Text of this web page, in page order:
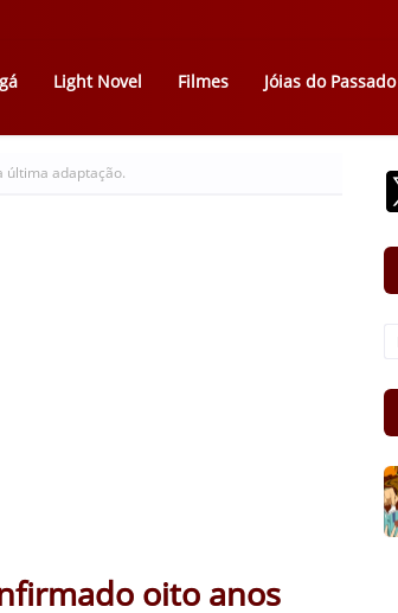
Light Novel Filmes Jóias do Passado
última adaptação.
oito anos